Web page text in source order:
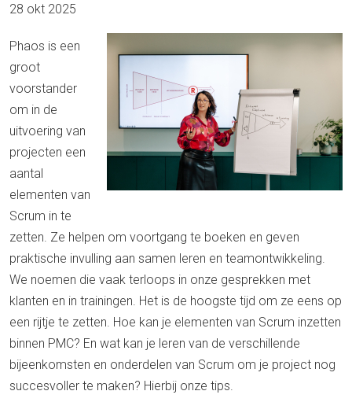
28 okt 2025
Phaos is een
groot
voorstander
om in de
uitvoering van
projecten een
aantal
elementen van
Scrum in te
zetten. Ze helpen om voortgang te boeken en geven
praktische invulling aan samen leren en teamontwikkeling.
We noemen die vaak terloops in onze gesprekken met
klanten en in trainingen. Het is de hoogste tijd om ze eens op
een rijtje te zetten. Hoe kan je elementen van Scrum inzetten
binnen PMC? En wat kan je leren van de verschillende
bijeenkomsten en onderdelen van Scrum om je project nog
succesvoller te maken? Hierbij onze tips.